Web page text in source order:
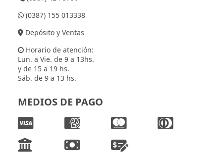
(0387) 155 013338
Depósito y Ventas
Horario de atención:
Lun. a Vie. de 9 a 13hs.
y de 15 a 19 hs.
Sáb. de 9 a 13 hs.
MEDIOS DE PAGO